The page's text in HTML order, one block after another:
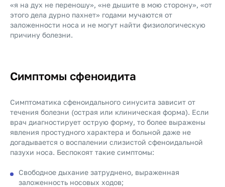
«я на дух не переношу», «не дышите в мою сторону», «от
этого дела дурно пахнет» годами мучаются от
заложенности носа и не могут найти физиологическую
причину болезни.
Симптомы сфеноидита
Симптоматика сфеноидального синусита зависит от
течения болезни (острая или клиническая форма). Если
врач диагностирует острую форму, то более выражены
явления простудного характера и больной даже не
догадывается о воспалении слизистой сфеноидальной
пазухи носа. Беспокоят такие симптомы:
Свободное дыхание затруднено, выраженная
заложенность носовых ходов;